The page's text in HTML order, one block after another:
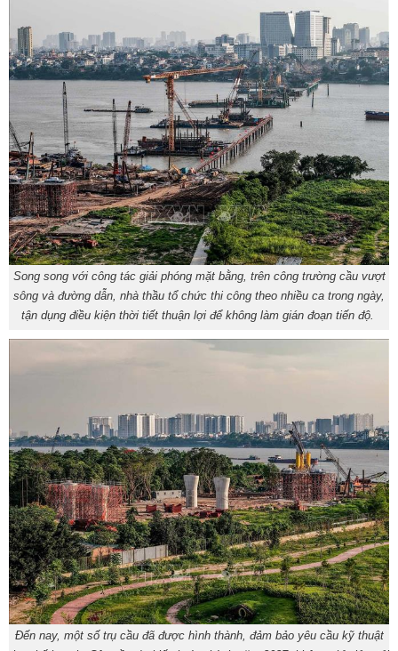
Song song với công tác giải phóng mặt bằng, trên công trường cầu vượt
sông và đường dẫn, nhà thầu tổ chức thi công theo nhiều ca trong ngày,
tận dụng điều kiện thời tiết thuận lợi để không làm gián đoạn tiến độ.
Đến nay, một số trụ cầu đã được hình thành, đảm bảo yêu cầu kỹ thuật